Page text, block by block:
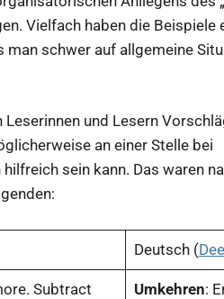
Vielfach haben die Beispiele
man schwer auf allgemeine
Leserinnen und Lesern
an einer Stelle bei
sein kann. Das waren
Deutsch (
Subtract
Umkehren: